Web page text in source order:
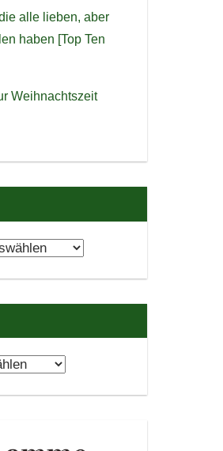
alle lieben, aber
haben [Top Ten
Weihnachtszeit